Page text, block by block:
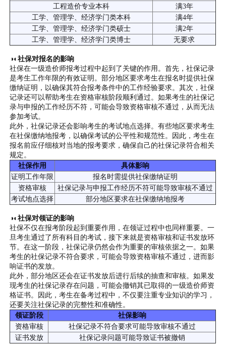
工程造价专业本科
满3年
工学、管理学、经济学门类本科
满4年
工学、管理学、经济学门类硕士
满2年
工学、管理学、经济学门类博士
无要求
◑◐社保对报名的影响
社保在一级造价师报考过程中起到了关键的作用。首先，社保记录
是考生工作年限的有效证明。部分地区要求考生在报名时提供社保
缴纳证明，以确保其符合报考条件中的工作经验要求。其次，社保
记录还可以帮助考生在资格审核阶段顺利通过。如果考生的社保记
录与申报的工作经历不符，可能会导致资格审核不通过，从而无法
参加考试。
此外，社保记录还会影响考生的考试地点选择。有些地区要求考生
在社保缴纳地报考，以确保考试的公平性和规范性。因此，考生在
报名前应仔细核对当地的报考要求，确保自己的社保记录符合相关
规定。
社保作用
具体影响
证明工作年限
报名时需提供社保缴纳证明
资格审核
社保记录与申报工作经历不符可能导致审核不通过
考试地点选择
部分地区要求在社保缴纳地报考
◑◐社保对领证的影响
社保不仅在报考阶段起到重要作用，在领证过程中也同样重要。一
旦考生通过了所有科目的考试，接下来就是资格审核和证书发放环
节。在这一阶段，社保记录仍然会作为重要的审核依据之一。如果
考生的社保记录不符合要求，可能会导致资格审核不通过，进而影
响证书的发放。
此外，部分地区还会在证书发放后进行后续的抽查和审核。如果发
现考生的社保记录存在问题，可能会撤销其已取得的一级造价师资
格证书。因此，考生在备考过程中，不仅要注重专业知识的学习，
还要关注社保记录的完整性和准确性。
领证阶段
社保影响
资格审核
社保记录不符合要求可能导致审核不通过
证书发放
社保记录问题可能导致证书被撤销